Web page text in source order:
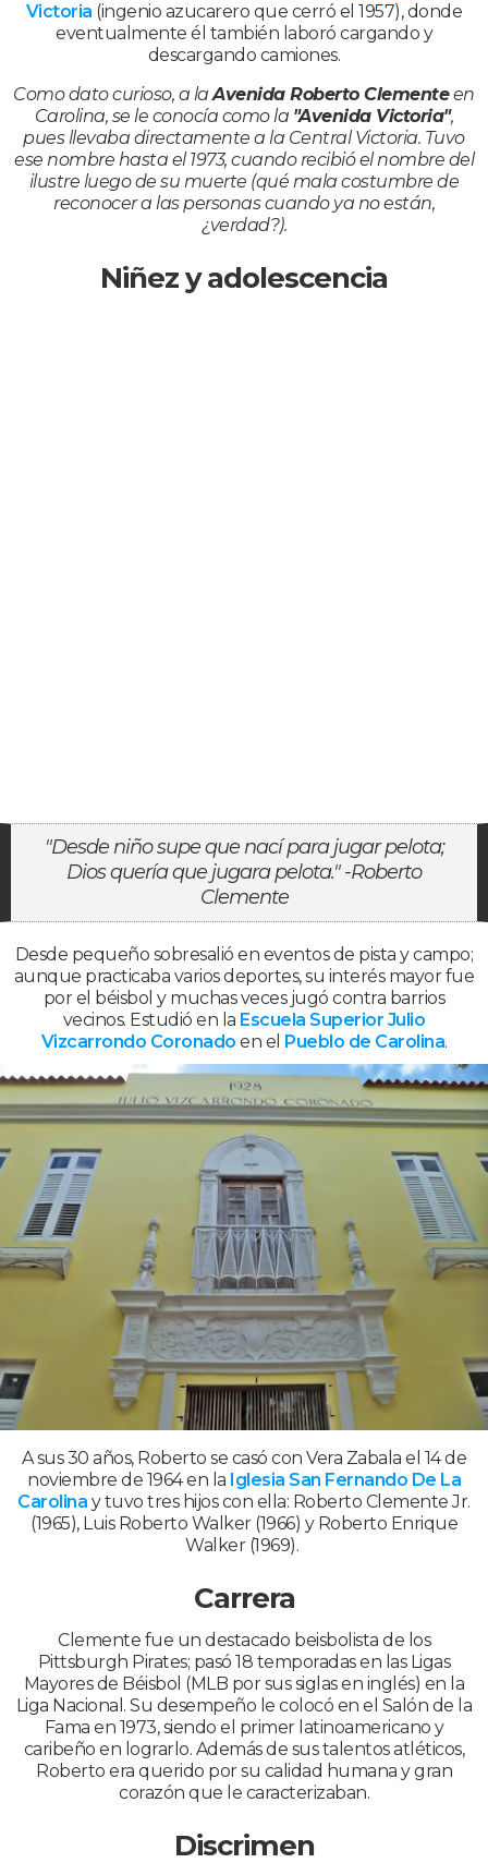
Victoria (ingenio azucarero que cerró el 1957), donde
eventualmente él también laboró cargando y
descargando camiones.
Como dato curioso, a laAvenida Roberto Clementeen
Carolina, se le conocía como la "Avenida Victoria",
pues llevaba directamente a la Central Victoria. Tuvo
ese nombre hasta el 1973, cuando recibió el nombre del
ilustre luego de su muerte (qué mala costumbre de
reconocer a las personas cuando ya no están,
¿verdad?).
Niñez y adolescencia
"Desde niño supe que nací para jugar pelota;
Dios quería que jugara pelota." -Roberto
Clemente
Desde pequeño sobresalió en eventos de pista y campo;
aunque practicaba varios deportes, su interés mayor fue
por el béisbol y muchas veces jugó contra barrios
vecinos. Estudió en la Escuela Superior Julio
Vizcarrondo Coronado en el Pueblo de Carolina.
A sus 30 años, Roberto se casó con Vera Zabala el 14 de
noviembre de 1964 en la Iglesia San Fernando De La
Carolina y tuvo tres hijos con ella: Roberto Clemente Jr.
(1965), Luis Roberto Walker (1966) y Roberto Enrique
Walker (1969).
Carrera
Clemente fue un destacado beisbolista de los
Pittsburgh Pirates; pasó 18 temporadas en las Ligas
Mayores de Béisbol (MLB por sus siglas en inglés) en la
Liga Nacional. Su desempeño le colocó en el Salón de la
Fama en 1973, siendo el primer latinoamericano y
caribeño en lograrlo. Además de sus talentos atléticos,
Roberto era querido por su calidad humana y gran
corazón que le caracterizaban.
Discrimen